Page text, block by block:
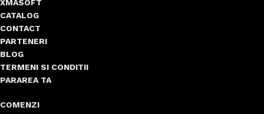
XMASOFT
CATALOG
CONTACT
PARTENERI
BLOG
TERMENI SI CONDITII
PARAREA TA
COMENZI